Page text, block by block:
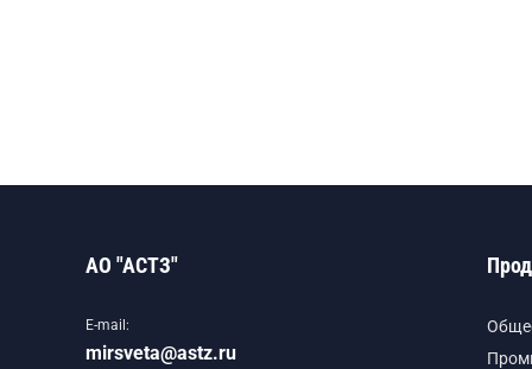
АО "АСТЗ"
E-mail:
mirsveta@astz.ru